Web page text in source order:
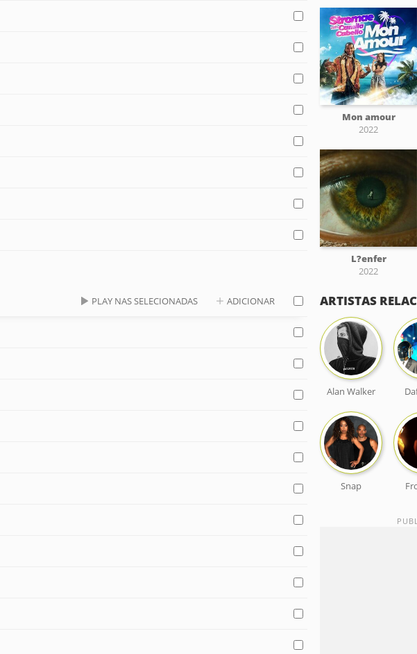
PLAY NAS SELECIONADAS ADICIONAR
Mon amour
2022
L?enfer
2022
ARTISTAS
Alan Walker
Snap